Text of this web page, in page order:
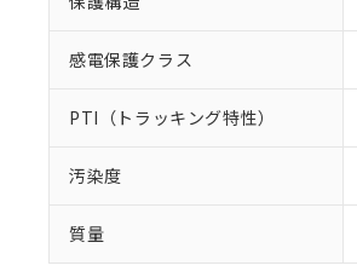
感電保護クラス
PTI（トラッキング特性）
汚染度
質量